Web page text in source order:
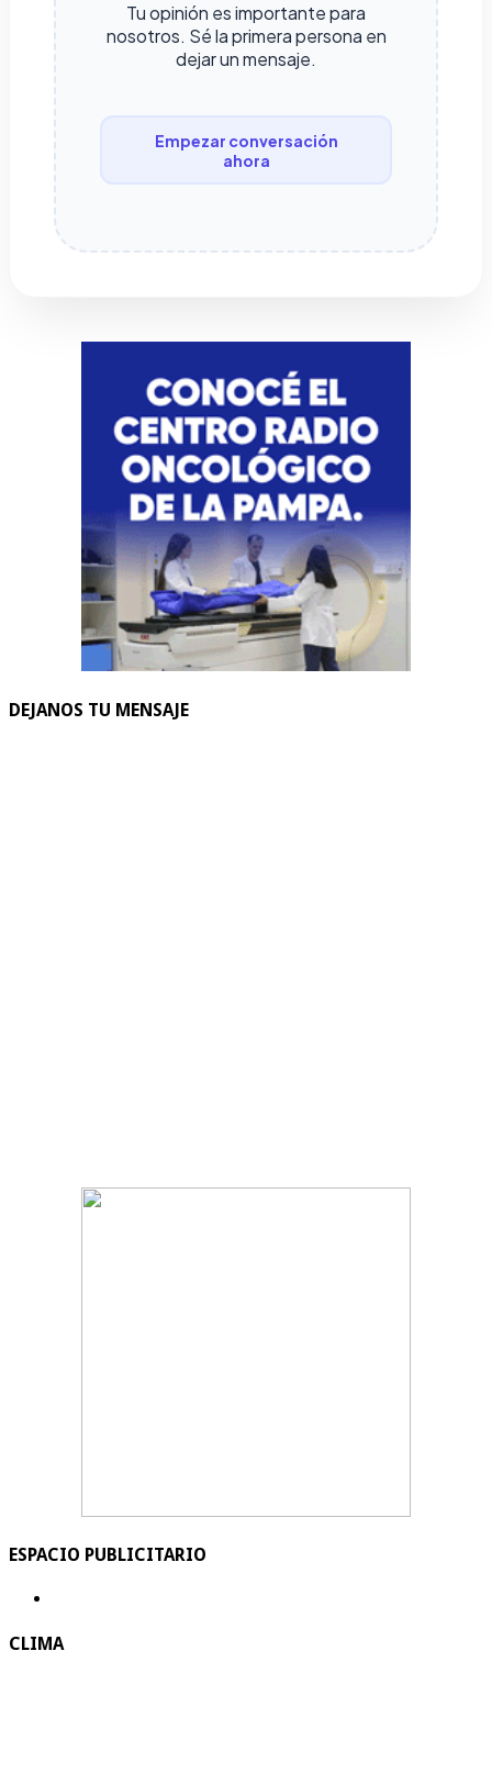
Tu opinión es importante para
nosotros. Sé la primera persona en
dejar un mensaje.
Empezar conversación
ahora
DEJANOS TU MENSAJE
ESPACIO PUBLICITARIO
CLIMA